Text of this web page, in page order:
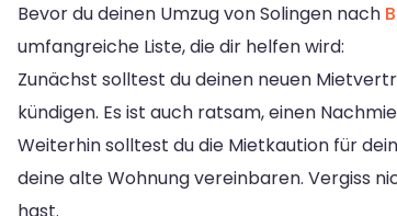
Bevor du deinen Umzug von Solingen nach
umfangreiche Liste, die dir helfen wird:
Zunächst solltest du deinen neuen
kündigen. Es ist auch ratsam, einen
Weiterhin solltest du die Mietkaution für
deine alte Wohnung vereinbaren. Vergiss